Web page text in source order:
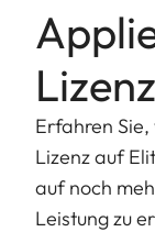
Erfahren
Lizenz auf
auf noch
Leistung zu